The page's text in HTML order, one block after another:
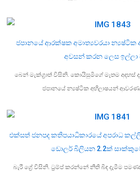
ජපානයේ ආරක්ෂක අමාත්‍යවරයා න්‍යෂ්ටික
අවසන් කරන ලෙස ඉල්ලා
බෙන් මැක්ග්‍රාත් විසිනි. කොයිසුමිගේ මෑතම
ජපානයේ න්‍යෂ්ටික අභිලාෂයන්
එක්සත් ජනපද කතිපයාධිකාරයේ අපරාධ කල්ලි
ඩොලර් බිලියන 2.2ක්
බැරී ග්‍රේ විසිනි. ට්‍රම්ප් කරන්නේ නීති බිඳ දැමීම